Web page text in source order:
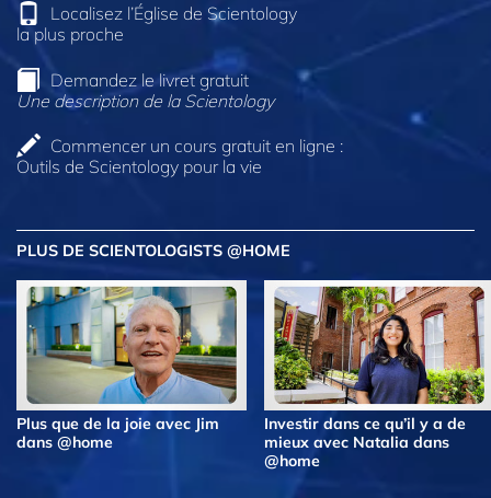
Localisez l’Église de Scientology
la plus proche
Demandez le livret gratuit
Une description de la Scientology
Commencer un cours gratuit en ligne :
Outils de Scientology pour la vie
PLUS DE SCIENTOLOGISTS @HOME
Plus que de la joie avec Jim
dans @home
Investir dans ce qu’il y a de
mieux avec Natalia dans
@home